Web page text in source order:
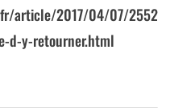
article/2017/04/07/2552
d-y-retourner.html